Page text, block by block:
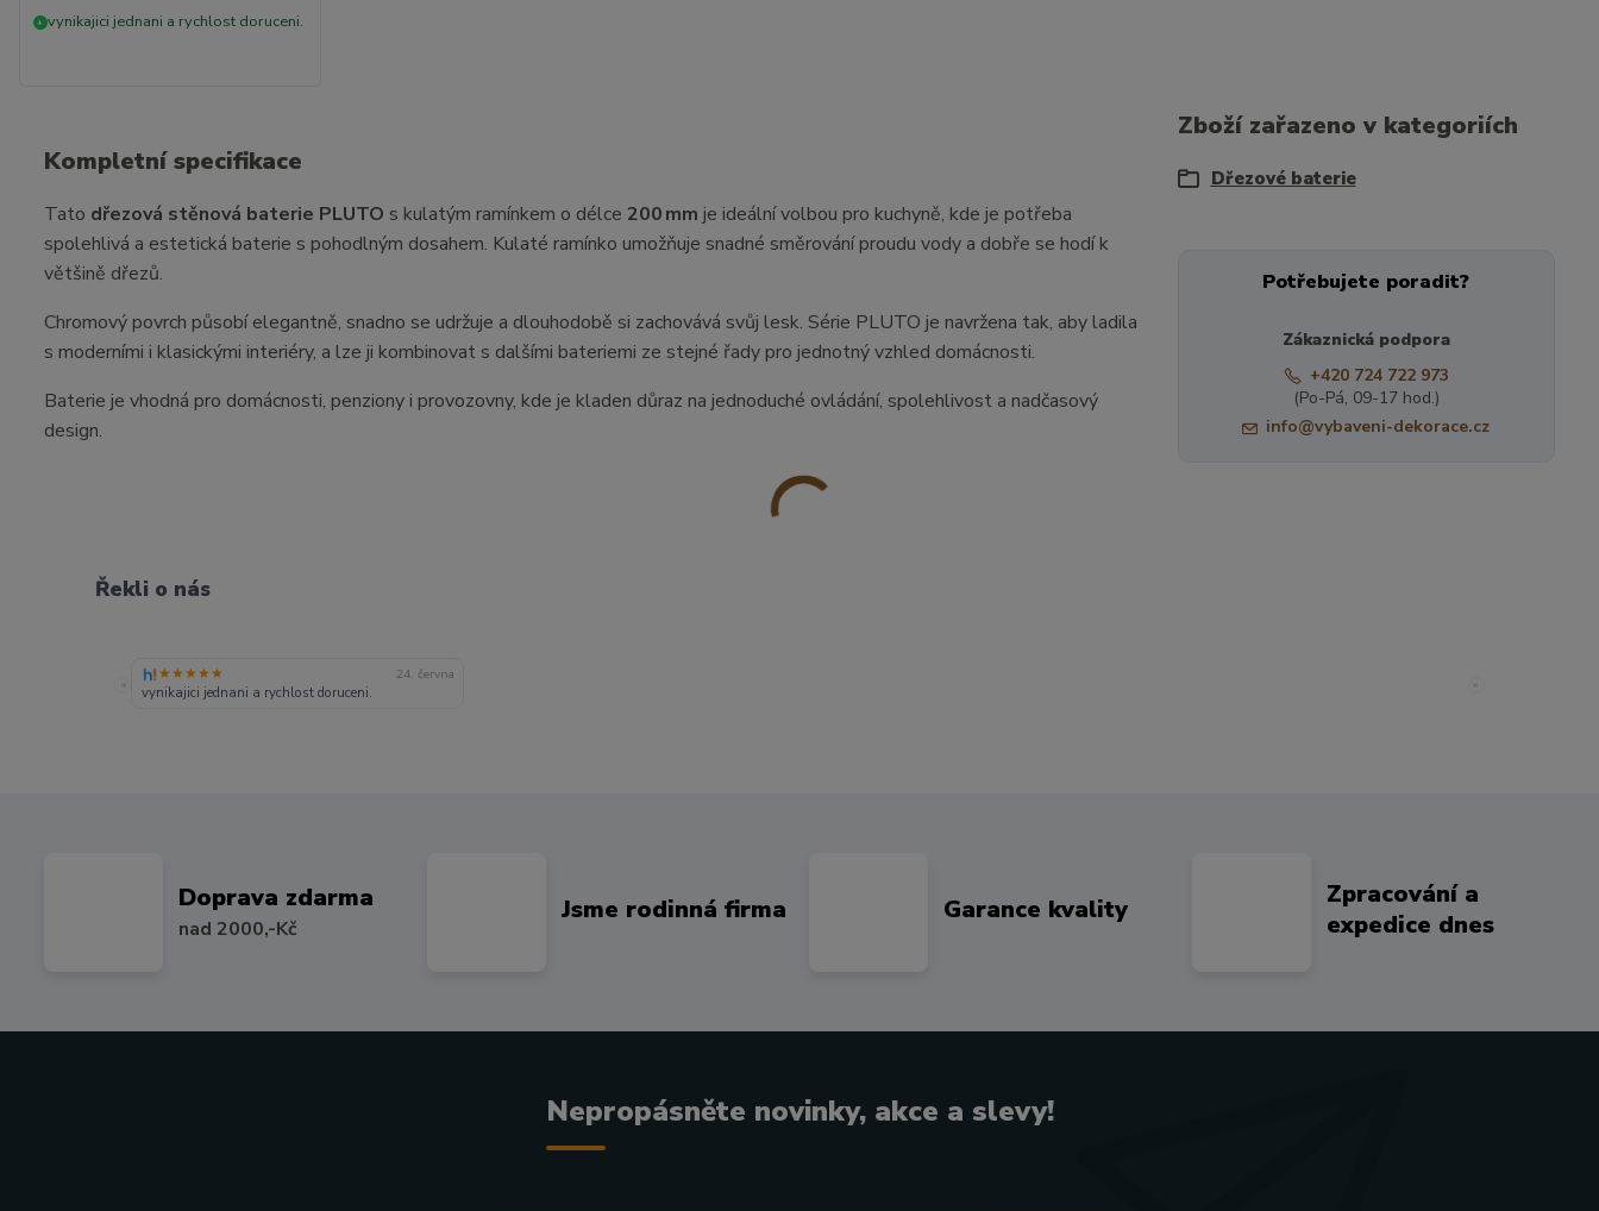
+ vynikajici jednani a rychlost doruceni.
Kompletní specifikace
Tato dřezová stěnová baterie PLUTO s kulatým ramínkem o délce 200 mm je ideální volbou pro kuchyně, kde je potřeba
spolehlivá a estetická baterie s pohodlným dosahem. Kulaté ramínko umožňuje snadné směrování proudu vody a dobře se hodí k
většině dřezů.
Chromový povrch působí elegantně, snadno se udržuje a dlouhodobě si zachovává svůj lesk. Série PLUTO je navržena tak, aby ladila
s moderními i klasickými interiéry, a lze ji kombinovat s dalšími bateriemi ze stejné řady pro jednotný vzhled domácnosti.
Baterie je vhodná pro domácnosti, penziony i provozovny, kde je kladen důraz na jednoduché ovládání, spolehlivost a nadčasový
design.
Zboží zařazeno v kategoriích
Dřezové baterie
Potřebujete poradit?
Zákaznická podpora
+420 724 722 973
(Po-Pá, 09-17 hod.)
info@vybaveni-dekorace.cz
Řekli o nás
«
★★★★★ 24. června
vynikajici jednani a rychlost doruceni. »
Doprava zdarma
nad 2000,-Kč
Jsme rodinná firma Garance kvality
Zpracování a
expedice dnes
Nepropásněte novinky, akce a slevy!